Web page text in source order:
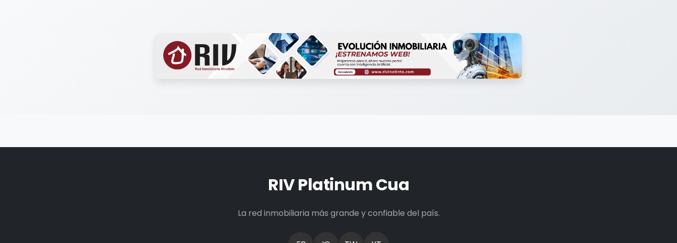
RIV Platinum Cua
La red inmobiliaria más grande y confiable del país.